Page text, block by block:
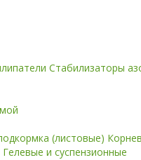
Стабилизаторы
(листовые)
Гелевые и суспензионные